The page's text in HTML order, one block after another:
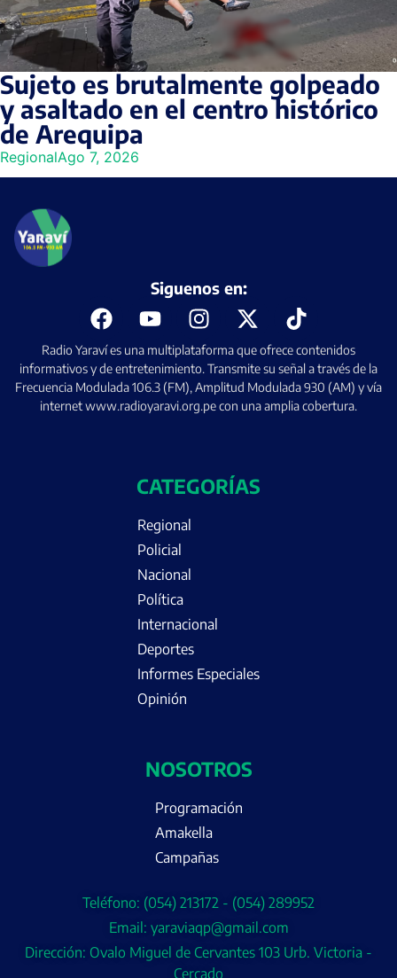
Sujeto es brutalmente golpeado
y asaltado en el centro histórico
de Arequipa
RegionalAgo 7, 2026
Radio Yaraví es una multiplataforma que ofrece contenidos
informativos y de entretenimiento. Transmite su señal a través de la
Frecuencia Modulada 106.3 (FM), Amplitud Modulada 930 (AM) y vía
internet www.radioyaravi.org.pe con una amplia cobertura.
Siguenos en:
CATEGORÍAS
Regional
Policial
Nacional
Política
Internacional
Deportes
Informes Especiales
Opinión
NOSOTROS
Programación
Amakella
Campañas
Teléfono: (054) 213172 - (054) 289952
Email: yaraviaqp@gmail.com
Dirección: Ovalo Miguel de Cervantes 103 Urb. Victoria -
Cercado